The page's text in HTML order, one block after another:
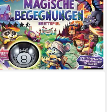
Spiel Magic 8 Ball - Magische
Begegnungen, Familienspiel
(25)
ab 24,98 € UVP31,99 €
-22%
lieferbar - in 2-3 Werktagen bei dir